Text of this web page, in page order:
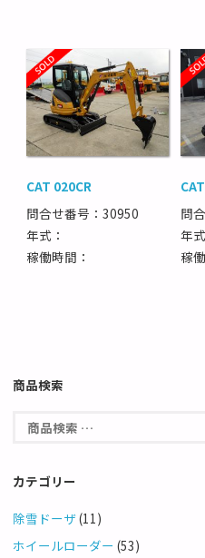
CAT 020CR
問合せ番号：30950
年式：
稼働時間：
問
年
稼
商品検索
カテゴリー
除雪ドーザ(11)
ホイールローダー (53)